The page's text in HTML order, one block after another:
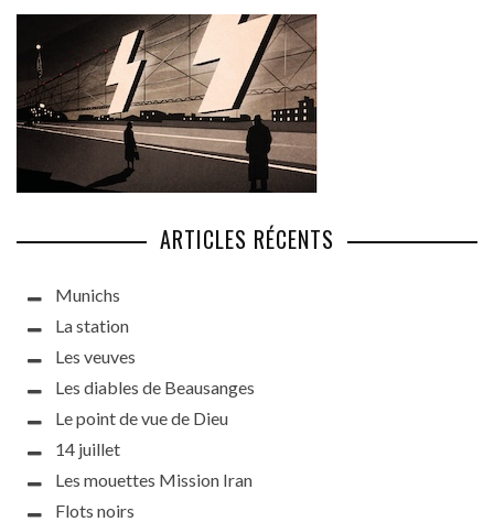
ARTICLES RÉCENTS
Munichs
La station
Les veuves
Les diables de Beausanges
Le point de vue de Dieu
14 juillet
Les mouettes Mission Iran
Flots noirs